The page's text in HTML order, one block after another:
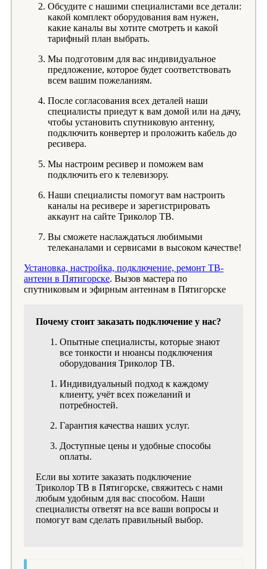
Обсудите с нашими специалистами все детали:
какой комплект оборудования вам нужен,
какие каналы вы хотите смотреть и какой
тарифный план выбрать.
Мы подготовим для вас индивидуальное
предложение, которое будет соответствовать
всем вашим пожеланиям.
После согласования всех деталей наши
специалисты приедут к вам домой или на дачу,
чтобы установить спутниковую антенну,
подключить конвертер и проложить кабель до
ресивера.
Мы настроим ресивер и поможем вам
подключить его к телевизору.
Наши специалисты помогут вам настроить
каналы на ресивере и зарегистрировать
аккаунт на сайте Триколор ТВ.
Вы сможете наслаждаться любимыми
телеканалами и сервисами в высоком качестве!
Установка, настройка, подключение, ремонт ТВ-
антенн в Пятигорске. Вызов мастера по
спутниковым и эфирным антеннам в Пятигорске
Почему стоит заказать подключение у нас?
Опытные специалисты, которые знают
все тонкости и нюансы подключения
оборудования Триколор ТВ.
Индивидуальный подход к каждому
клиенту, учёт всех пожеланий и
потребностей.
Гарантия качества наших услуг.
Доступные цены и удобные способы
оплаты.
Если вы хотите заказать подключение
Триколор ТВ в Пятигорске, свяжитесь с нами
любым удобным для вас способом. Наши
специалисты ответят на все ваши вопросы и
помогут вам сделать правильный выбор.